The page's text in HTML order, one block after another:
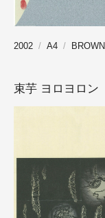
2002 A4 BROWN
束芋 ヨロヨロン